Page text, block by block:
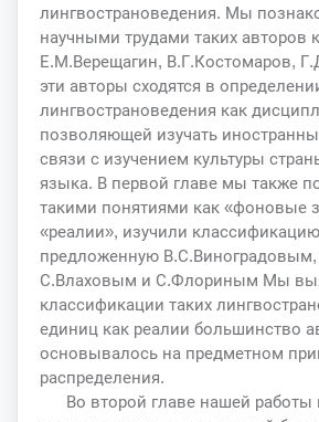
лингвострановедения. Мы
научными трудами таких авторов
Е.М.Верещагин, В.Г.Костомаров,
эти авторы сходятся в
лингвострановедения как
позволяющей изучать
связи с изучением культуры
языка. В первой главе мы также
такими понятиями как «фоновые
«реалии», изучили
предложенную
С.Влаховым и С.Флориным Мы
классификации таких
единиц как реалии большинство
основывалось на предметном
распределения.
Во второй главе нашей